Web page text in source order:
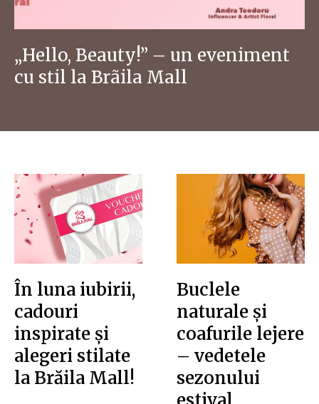
„Hello, Beauty!” – un eveniment
cu stil la Brãila Mall
În luna iubirii,
cadouri
inspirate și
alegeri stilate
la Brăila Mall!
Buclele
naturale și
coafurile lejere
– vedetele
sezonului